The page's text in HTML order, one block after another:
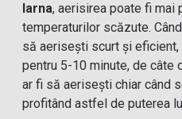
Iarna, aerisirea poate fi mai
temperaturilor scăzute.
să aerisești scurt și
pentru 5-10 minute, de câte
ar fi să aerisești chiar când
profitând astfel de puterea